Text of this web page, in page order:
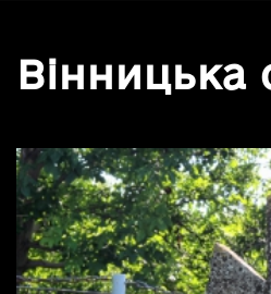
Вінницька